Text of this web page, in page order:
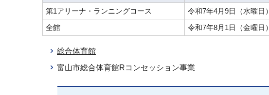
第1アリーナ・ランニングコース
令和7年4月9日（水曜日）
全館
令和7年8月1日（金曜日）
総合体育館
富山市総合体育館Rコンセッション事業